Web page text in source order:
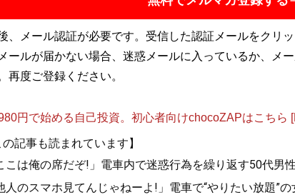
、メール認証が必要です。受信した認証メールをクリ
ールが届かない場合、迷惑メールに入っているか、メ
再度ご登録ください。
円で始める自己投資。初心者向けchocoZAPはこちら
の記事も読まれています】
は俺の席だぞ!」電車内で迷惑行為を繰り返す50代男
のスマホ見てんじゃねーよ!」電車で“やりたい放題”